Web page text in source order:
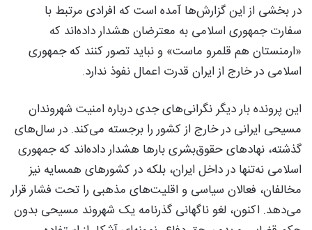
در بخشی از این گزارش‌ها آمده است که افرادی مرتبط با
سفارت جمهوری اسلامی به معترضان هشدار داده‌اند که
«ارمنستان هم قلمرو ماست» و نباید تصور کنند که جمهوری
اسلامی در خارج از ایران قدرت اعمال نفوذ ندارد.
این پرونده بار دیگر نگرانی‌های جدی درباره امنیت شهروندان
مسیحی ایرانی در خارج از کشور را برجسته می‌کند. در سال‌های
گذشته، نهادهای حقوق‌بشری بارها هشدار داده‌اند که جمهوری
اسلامی نه‌تنها در داخل ایران، بلکه در کشورهای همسایه نیز
مخالفان، فعالان سیاسی و اقلیت‌های مذهبی را تحت فشار قرار
می‌دهد. اکنون، لغو ناگهانی گذرنامه یک شهروند مسیحی بدون